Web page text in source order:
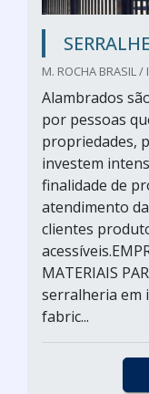
M. ROCHA BRASIL /
Alambrados
por pessoas
propriedades,
investem
finalidade de
atendimento
clientes
MATERIAIS
serralheria em
fabric...